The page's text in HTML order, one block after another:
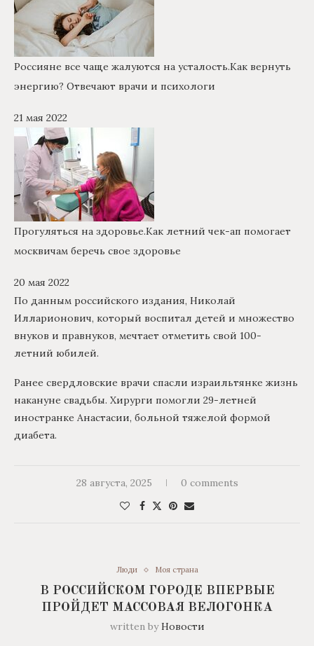
Россияне все чаще жалуются на усталость.Как вернуть
энергию? Отвечают врачи и психологи
21 мая 2022
Прогуляться на здоровье.Как летний чек-ап помогает
москвичам беречь свое здоровье
20 мая 2022
По данным российского издания, Николай
Илларионович, который воспитал детей и множество
внуков и правнуков, мечтает отметить свой 100-
летний юбилей.
Ранее свердловские врачи спасли израильтянке жизнь
накануне свадьбы. Хирурги помогли 29-летней
иностранке Анастасии, больной тяжелой формой
диабета.
28 августа, 2025 0 comments
Люди Моя страна
В РОССИЙСКОМ ГОРОДЕ ВПЕРВЫЕ
ПРОЙДЕТ МАССОВАЯ ВЕЛОГОНКА
written byНовости